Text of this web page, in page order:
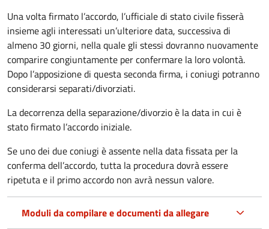
Una volta firmato l’accordo, l’ufficiale di stato civile fisserà
insieme agli interessati un’ulteriore data, successiva di
almeno 30 giorni, nella quale gli stessi dovranno nuovamente
comparire congiuntamente per confermare la loro volontà.
Dopo l’apposizione di questa seconda firma, i coniugi potranno
considerarsi separati/divorziati.
La decorrenza della separazione/divorzio è la data in cui è
stato firmato l’accordo iniziale.
Se uno dei due coniugi è assente nella data fissata per la
conferma dell’accordo, tutta la procedura dovrà essere
ripetuta e il primo accordo non avrà nessun valore.
Moduli da compilare e documenti da allegare